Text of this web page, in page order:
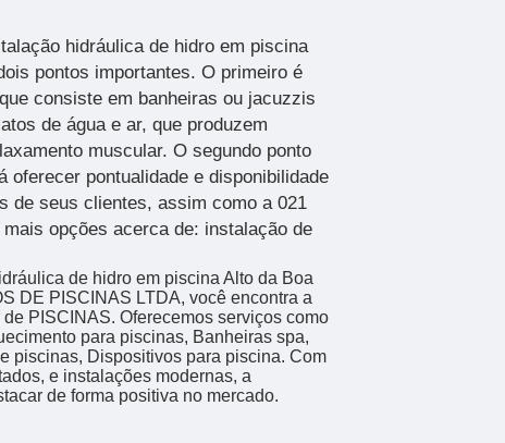
hidráulica de hidro em piscina
pontos importantes. O primeiro é
consiste em banheiras ou jacuzzis
de água e ar, que produzem
muscular. O segundo ponto
oferecer pontualidade e disponibilidade
de seus clientes, assim como a 021
opções acerca de: instalação de
de hidro em piscina Alto da Boa
DE PISCINAS LTDA, você encontra a
PISCINAS. Oferecemos serviços como
para piscinas, Banheiras spa,
piscinas, Dispositivos para piscina. Com
e instalações modernas, a
de forma positiva no mercado.